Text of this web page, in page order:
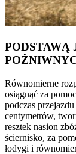
PODSTAWĄ
Równomierne
osiągnąć za
podczas
centymetrów,
resztek nasion
ściernisko, za
łodygi i